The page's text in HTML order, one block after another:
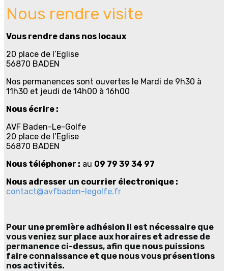
Nous rendre visite
Vous rendre dans nos locaux
20 place de l’Eglise
56870 BADEN
Nos permanences sont ouvertes le Mardi de 9h30 à
11h30 et jeudi de 14h00 à 16h00
Nous écrire :
AVF Baden-Le-Golfe
20 place de l’Eglise
56870 BADEN
Nous téléphoner : au 09 79 39 34 97
Nous adresser un courrier électronique :
contact@avfbaden-legolfe.fr
Pour une première adhésion il est nécessaire que
vous veniez sur place aux horaires et adresse de
permanence ci-dessus, afin que nous puissions
faire connaissance et que nous vous présentions
nos activités.